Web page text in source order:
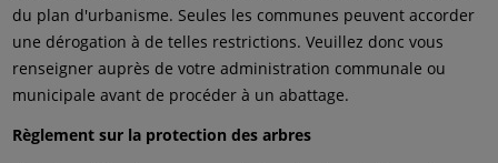
du plan d'urbanisme. Seules les communes peuvent accorder
une dérogation à de telles restrictions. Veuillez donc vous
renseigner auprès de votre administration communale ou
municipale avant de procéder à un abattage.
Règlement sur la protection des arbres